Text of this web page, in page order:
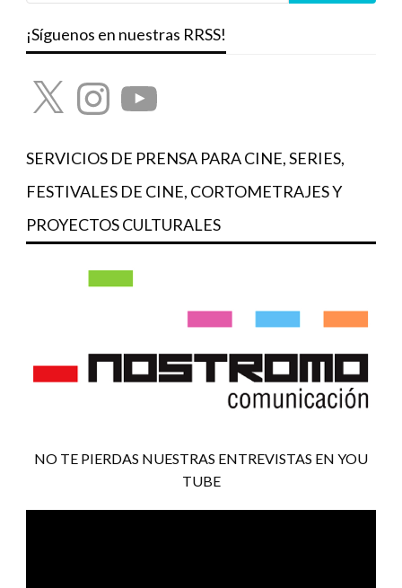
¡Síguenos en nuestras RRSS!
X InstagramYouTube
SERVICIOS DE PRENSA PARA CINE, SERIES,
FESTIVALES DE CINE, CORTOMETRAJES Y
PROYECTOS CULTURALES
NO TE PIERDAS NUESTRAS ENTREVISTAS EN YOU
TUBE